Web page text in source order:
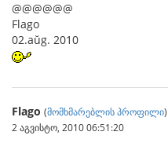
@@@@@@
Flago
02.aŭg. 2010
Flago (მომხმარებლის პროფილი)
2 აგვისტო, 2010 06:51:20